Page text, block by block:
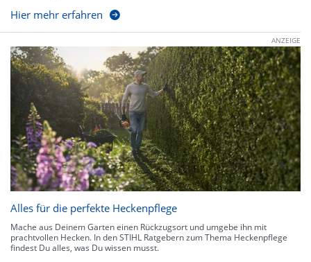
Hier mehr erfahren
ANZEIGE
Alles für die perfekte Heckenpflege
Mache aus Deinem Garten einen Rückzugsort und umgebe ihn mit
prachtvollen Hecken. In den STIHL Ratgebern zum Thema Heckenpflege
findest Du alles, was Du wissen musst.